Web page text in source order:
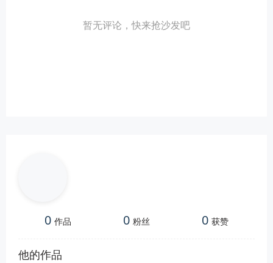
暂无评论，快来抢沙发吧
0 作品 0 粉丝 0 获赞
他的作品